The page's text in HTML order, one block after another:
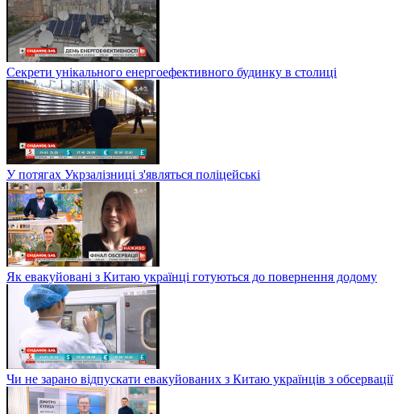
Секрети унікального енергоефективного будинку в столиці
У потягах Укрзалізниці з'являться поліцейські
Як евакуйовані з Китаю українці готуються до повернення додому
Чи не зарано відпускати евакуйованих з Китаю українців з обсервації